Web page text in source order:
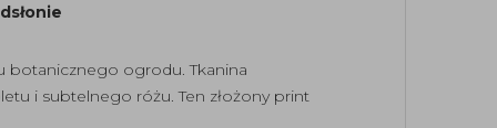
botanicznego ogrodu. Tkanina
i subtelnego różu. Ten złożony print